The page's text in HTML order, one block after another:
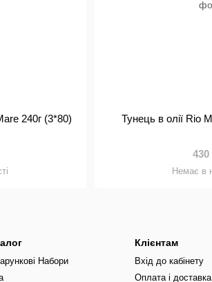
240г (3*80) Тунець в олії Rio
430
Немає в
Набори
Клієнтам
Вхід до кабінету
Оплата і доставка